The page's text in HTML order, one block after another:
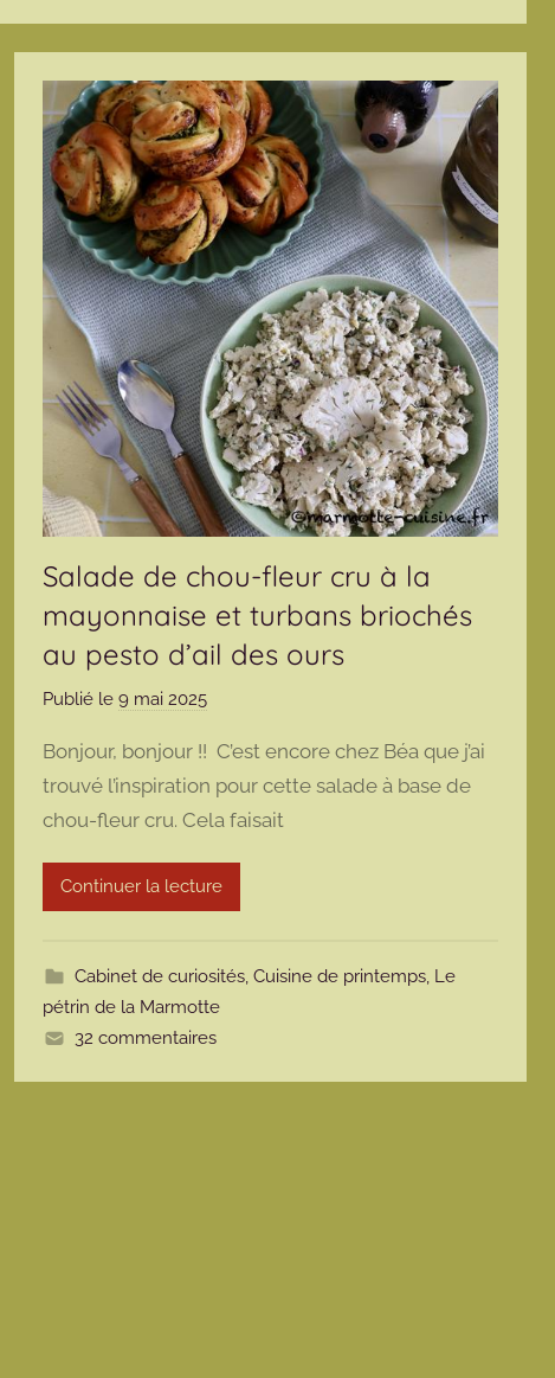
Salade de chou-fleur cru à la
mayonnaise et turbans briochés
au pesto d’ail des ours
Publié le 9 mai 2025p
m
a
m
o
t
e
Bonjour, bonjour !! C’est encore chez Béa que j’ai
trouvé l’inspiration pour cette salade à base de
chou-fleur cru. Cela faisait
Continuer la lecture
Cabinet de curiosités,Cuisine de printemps, Le
pétrin de la Marmotte
32 commentaires